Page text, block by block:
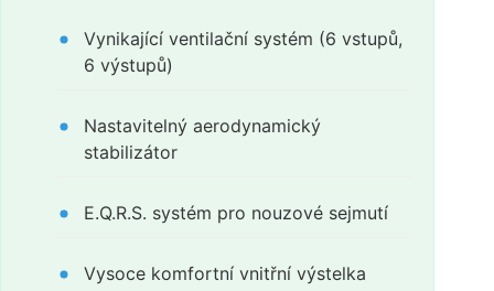
Vynikající ventilační systém (6 vstupů,
6 výstupů)
Nastavitelný aerodynamický
stabilizátor
E.Q.R.S. systém pro nouzové sejmutí
Vysoce komfortní vnitřní výstelka